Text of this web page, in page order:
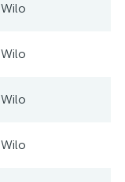
Wilo
Wilo
Wilo
Wilo